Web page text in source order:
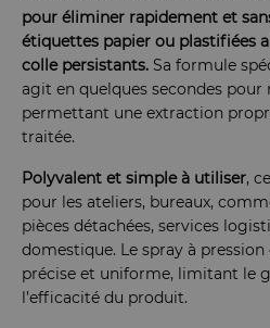
pour éliminer rapidement et
étiquettes papier ou plastifiées
colle persistants. Sa formule
agit en quelques secondes pour
permettant une extraction
traitée.
Polyvalent et simple à utiliser,
pour les ateliers, bureaux,
pièces détachées, services
domestique. Le spray à
précise et uniforme, limitant le
l’efficacité du produit.